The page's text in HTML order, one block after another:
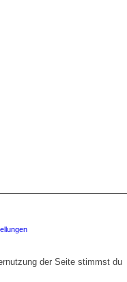
der Seite stimmst du